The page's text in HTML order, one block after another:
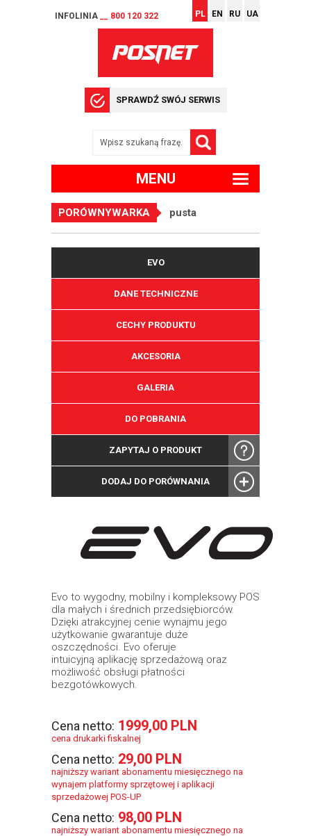
INFOLINIA __ 800 120 322 PL EN RU UA
SPRAWDŹ SWÓJ SERWIS
MENU
PORÓWNYWARKA pusta
EVO
DANE TECHNICZNE
CECHY PRODUKTU
AKCESORIA
GALERIA
DO POBRANIA
ZAPYTAJ O PRODUKT
DODAJ DO PORÓWNANIA
Evo to wygodny, mobilny i kompleksowy POS
dla małych i średnich przedsiębiorców.
Dzięki atrakcyjnej cenie wynajmu jego
użytkowanie gwarantuje duże
oszczędności. Evo oferuje
intuicyjną aplikację sprzedażową oraz
możliwość obsługi płatności
bezgotówkowych.
Cena netto: 1999,00 PLN
cena drukarki fiskalnej
Cena netto: 29,00 PLN
najniższy wariant abonamentu miesięcznego na
wynajem platformy sprzętowej i aplikacji
sprzedażowej POS-UP
Cena netto: 98,00 PLN
najniższy wariant abonamentu miesięcznego na